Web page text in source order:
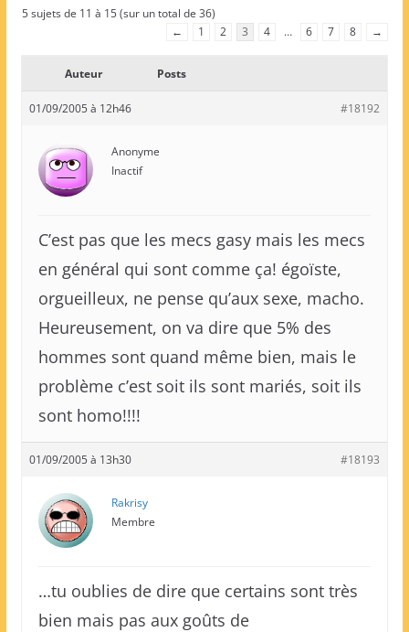
5 sujets de 11 à 15 (sur un total de 36)
←
1 2 3 4 … 6 7 8 →
Auteur Posts
01/09/2005 à 12h46 #18192
Anonyme
Inactif
C’est pas que les mecs gasy mais les mecs
en général qui sont comme ça! égoïste,
orgueilleux, ne pense qu’aux sexe, macho.
Heureusement, on va dire que 5% des
hommes sont quand même bien, mais le
problème c’est soit ils sont mariés, soit ils
sont homo!!!!
01/09/2005 à 13h30 #18193
Rakrisy
Membre
…tu oublies de dire que certains sont très
bien mais pas aux goûts de